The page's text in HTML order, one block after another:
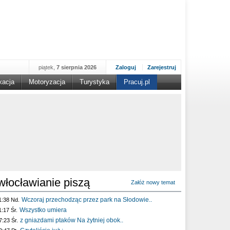
Zaloguj Zarejestruj
piątek, 7 sierpnia 2026
Motoryzacja Turystyka Pracuj.pl
piszą Załóż nowy temat
Nd. Wczoraj przechodząc przez park na Słodowie..
Śr. Wszystko umiera
Śr. z gniazdami ptaków Na żytniej obok..